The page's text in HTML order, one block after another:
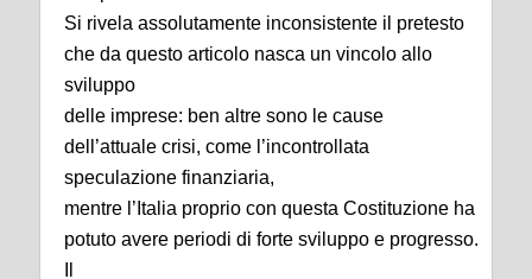
Si rivela assolutamente inconsistente il pretesto
che da questo articolo nasca un vincolo allo
sviluppo
delle imprese: ben altre sono le cause
dell’attuale crisi, come l’incontrollata
speculazione finanziaria,
mentre l’Italia proprio con questa Costituzione ha
potuto avere periodi di forte sviluppo e progresso.